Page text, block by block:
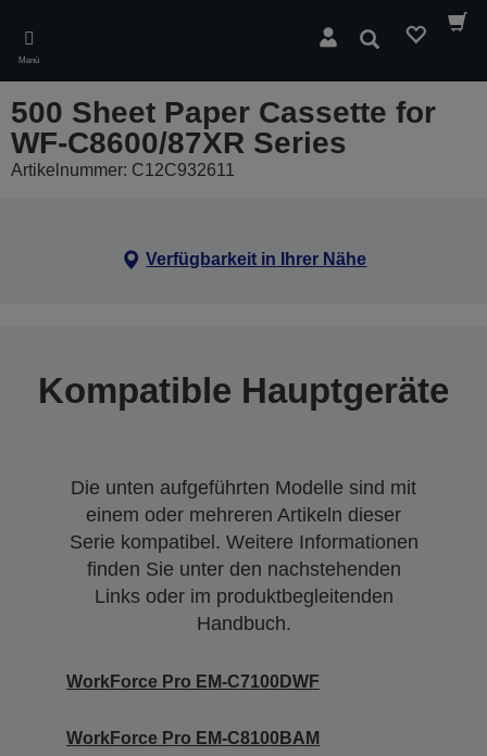
main
content
Menü
Suchen
500 Sheet Paper Cassette for
WF-C8600/87XR Series
Artikelnummer: C12C932611
Verfügbarkeit in Ihrer Nähe
Kompatible Hauptgeräte
Die unten aufgeführten Modelle sind mit
einem oder mehreren Artikeln dieser
Serie kompatibel. Weitere Informationen
finden Sie unter den nachstehenden
Links oder im produktbegleitenden
Handbuch.
WorkForce Pro EM-C7100DWF
WorkForce Pro EM-C8100BAM